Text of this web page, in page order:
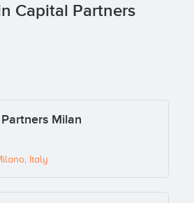
Capital Partners
Milan
Italy